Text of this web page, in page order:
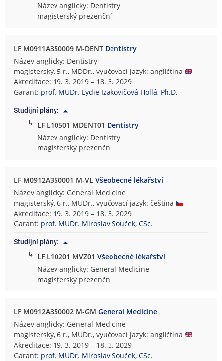
Název anglicky: Dentistry
magisterský prezenční
LF M0911A350009 M-DENT Dentistry
Název anglicky: Dentistry
magisterský, 5 r., MDDr., vyučovací jazyk: angličtina
Akreditace: 19. 3. 2019 – 18. 3. 2029
Garant: prof. MUDr. Lydie Izakovičová Hollá, Ph.D.
Studijní plány:
↳ LF L10501 MDENT01 Dentistry
Název anglicky: Dentistry
magisterský prezenční
LF M0912A350001 M-VLVšeobecné lékařství
Název anglicky: General Medicine
magisterský, 6 r., MUDr., vyučovací jazyk: čeština
Akreditace: 19. 3. 2019 – 18. 3. 2029
Garant: prof. MUDr. Miroslav Souček, CSc.
Studijní plány:
↳ LF L10201 MVZ01Všeobecné lékařství
Název anglicky: General Medicine
magisterský prezenční
LF M0912A350002 M-GMGeneral Medicine
Název anglicky: General Medicine
magisterský, 6 r., MUDr., vyučovací jazyk: angličtina
Akreditace: 19. 3. 2019 – 18. 3. 2029
Garant: prof. MUDr. Miroslav Souček, CSc.